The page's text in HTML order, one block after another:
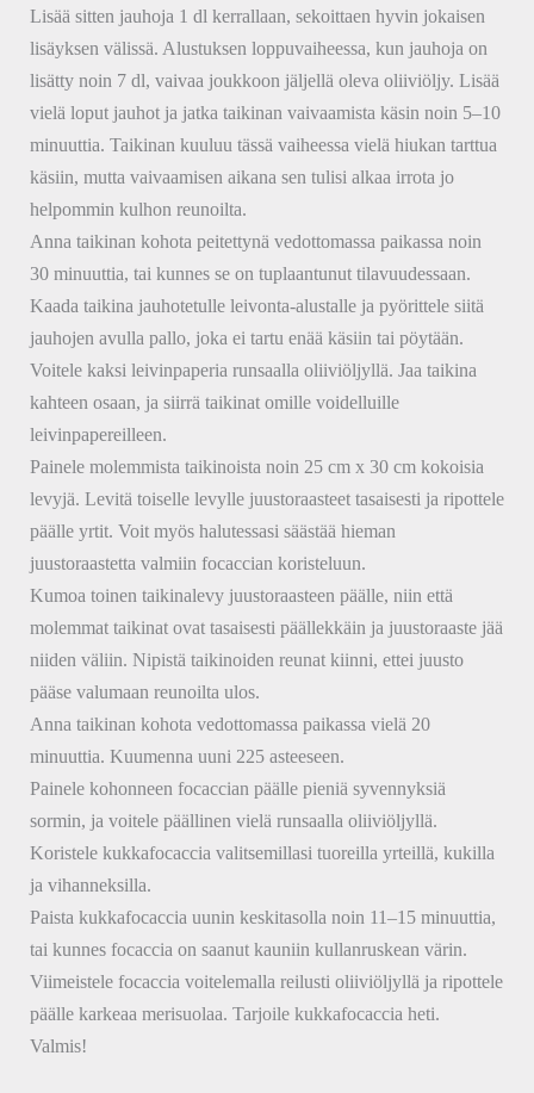
Lisää sitten jauhoja 1 dl kerrallaan, sekoittaen hyvin jokaisen
lisäyksen välissä. Alustuksen loppuvaiheessa, kun jauhoja on
lisätty noin 7 dl, vaivaa joukkoon jäljellä oleva oliiviöljy. Lisää
vielä loput jauhot ja jatka taikinan vaivaamista käsin noin 5–10
minuuttia. Taikinan kuuluu tässä vaiheessa vielä hiukan tarttua
käsiin, mutta vaivaamisen aikana sen tulisi alkaa irrota jo
helpommin kulhon reunoilta.
Anna taikinan kohota peitettynä vedottomassa paikassa noin
30 minuuttia, tai kunnes se on tuplaantunut tilavuudessaan.
Kaada taikina jauhotetulle leivonta-alustalle ja pyörittele siitä
jauhojen avulla pallo, joka ei tartu enää käsiin tai pöytään.
Voitele kaksi leivinpaperia runsaalla oliiviöljyllä. Jaa taikina
kahteen osaan, ja siirrä taikinat omille voidelluille
leivinpapereilleen.
Painele molemmista taikinoista noin 25 cm x 30 cm kokoisia
levyjä. Levitä toiselle levylle juustoraasteet tasaisesti ja ripottele
päälle yrtit. Voit myös halutessasi säästää hieman
juustoraastetta valmiin focaccian koristeluun.
Kumoa toinen taikinalevy juustoraasteen päälle, niin että
molemmat taikinat ovat tasaisesti päällekkäin ja juustoraaste jää
niiden väliin. Nipistä taikinoiden reunat kiinni, ettei juusto
pääse valumaan reunoilta ulos.
Anna taikinan kohota vedottomassa paikassa vielä 20
minuuttia. Kuumenna uuni 225 asteeseen.
Painele kohonneen focaccian päälle pieniä syvennyksiä
sormin, ja voitele päällinen vielä runsaalla oliiviöljyllä.
Koristele kukkafocaccia valitsemillasi tuoreilla yrteillä, kukilla
ja vihanneksilla.
Paista kukkafocaccia uunin keskitasolla noin 11–15 minuuttia,
tai kunnes focaccia on saanut kauniin kullanruskean värin.
Viimeistele focaccia voitelemalla reilusti oliiviöljyllä ja ripottele
päälle karkeaa merisuolaa. Tarjoile kukkafocaccia heti.
Valmis!